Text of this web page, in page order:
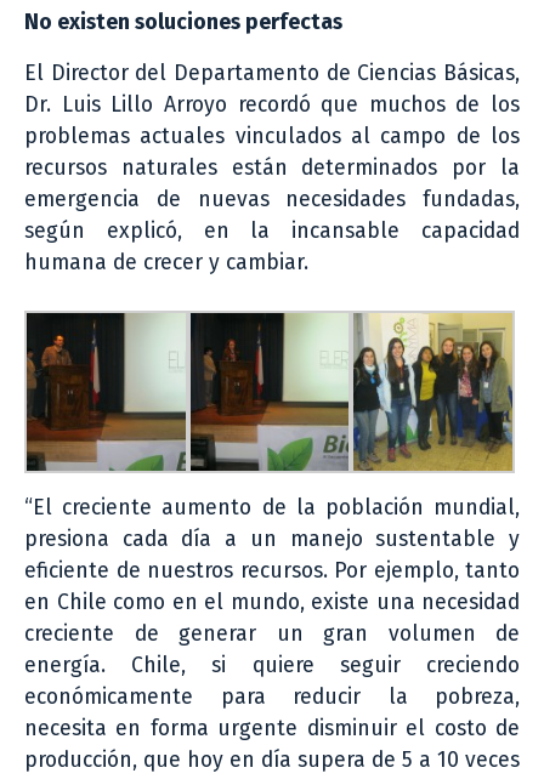
No existen soluciones perfectas
El Director del Departamento de Ciencias Básicas,
Dr. Luis Lillo Arroyo recordó que muchos de los
problemas actuales vinculados al campo de los
recursos naturales están determinados por la
emergencia de nuevas necesidades fundadas,
según explicó, en la incansable capacidad
humana de crecer y cambiar.
“El creciente aumento de la población mundial,
presiona cada día a un manejo sustentable y
eficiente de nuestros recursos. Por ejemplo, tanto
en Chile como en el mundo, existe una necesidad
creciente de generar un gran volumen de
energía. Chile, si quiere seguir creciendo
económicamente para reducir la pobreza,
necesita en forma urgente disminuir el costo de
producción, que hoy en día supera de 5 a 10 veces